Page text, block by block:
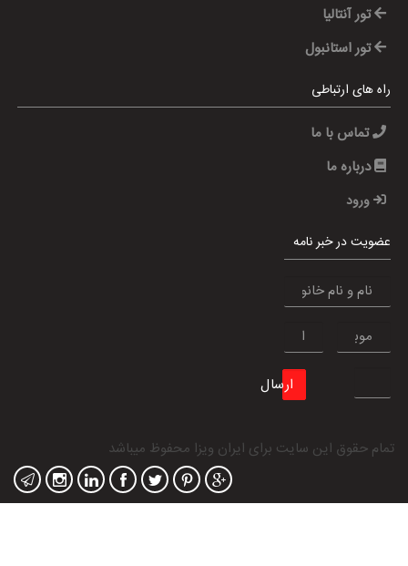
تور آنتالیا
تور استانبول
راه های ارتباطی
تماس با ما
درباره ما
ورود
عضویت در خبر نامه
ارسال
تمام حقوق این سایت برای ایران ویزا محفوظ میباشد